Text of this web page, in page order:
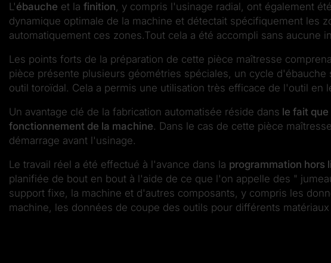
L'ébauche et la finition, y compris l'usinage radial, ont également
dynamique optimale de la machine et détectait spécifiquement les
automatiquement ces zones.Tout cela a été accompli sans aucune
Les points forts de la préparation de cette pièce maîtresse
pièce présente plusieurs géométries spéciales, un cycle
outil toroïdal. Cela a permis une utilisation très efficace de l'outil en
Un avantage clé de la fabrication automatisée réside dans le fait
fonctionnement de la machine. Dans le cas de cette pièce
démarrage avant l'usinage.
Le travail réel a été effectué à l'avance dans la programmation hors
planifiée de bout en bout à l'aide de ce que l'on appelle des "
support fixe, la machine et d'autres composants, y compris les
machine, les données de coupe des outils pour différents